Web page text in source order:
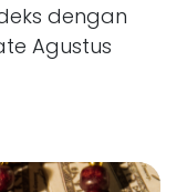
dengan
Agustus